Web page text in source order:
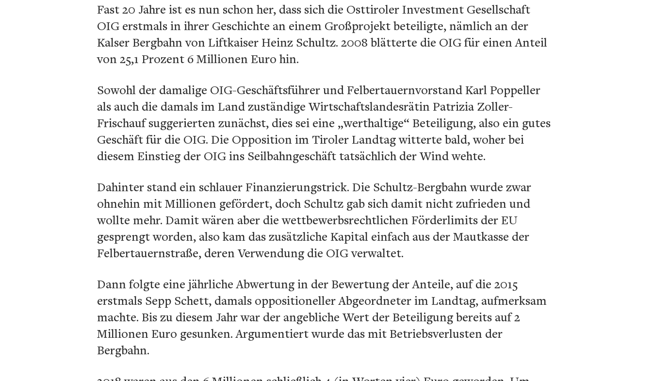
Fast 20 Jahre ist es nun schon her, dass sich die Osttiroler Investment Gesellschaft
OIG erstmals in ihrer Geschichte an einem Großprojekt beteiligte, nämlich an der
Kalser Bergbahn von Liftkaiser Heinz Schultz. 2008 blätterte die OIG für einen Anteil
von 25,1 Prozent 6 Millionen Euro hin.
Sowohl der damalige OIG-Geschäftsführer und Felbertauernvorstand Karl Poppeller
als auch die damals im Land zuständige Wirtschaftslandesrätin Patrizia Zoller-
Frischauf suggerierten zunächst, dies sei eine „werthaltige“ Beteiligung, also ein gutes
Geschäft für die OIG. Die Opposition im Tiroler Landtag witterte bald, woher bei
diesem Einstieg der OIG ins Seilbahngeschäft tatsächlich der Wind wehte.
Dahinter stand ein schlauer Finanzierungstrick. Die Schultz-Bergbahn wurde zwar
ohnehin mit Millionen gefördert, doch Schultz gab sich damit nicht zufrieden und
wollte mehr. Damit wären aber die wettbewerbsrechtlichen Förderlimits der EU
gesprengt worden, also kam das zusätzliche Kapital einfach aus der Mautkasse der
Felbertauernstraße, deren Verwendung die OIG verwaltet.
Dann folgte eine jährliche Abwertung in der Bewertung der Anteile, auf die 2015
erstmals Sepp Schett, damals oppositioneller Abgeordneter im Landtag, aufmerksam
machte. Bis zu diesem Jahr war der angebliche Wert der Beteiligung bereits auf 2
Millionen Euro gesunken. Argumentiert wurde das mit Betriebsverlusten der
Bergbahn.